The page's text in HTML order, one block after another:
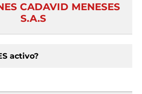
CADAVID MENESES
S.A.S
activo?